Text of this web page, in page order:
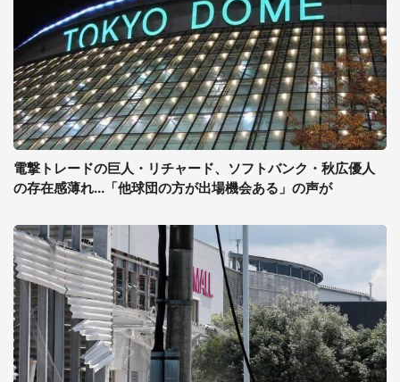
電撃トレードの巨人・リチャード、ソフトバンク・秋広優人
の存在感薄れ...「他球団の方が出場機会ある」の声が